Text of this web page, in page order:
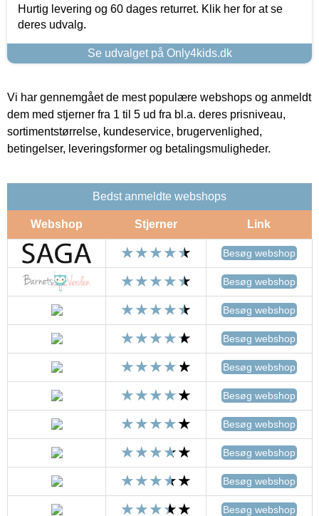
Hurtig levering og 60 dages returret. Klik her for at se
deres udvalg.
Se udvalget på Only4kids.dk
Vi har gennemgået de mest populære webshops og anmeldt
dem med stjerner fra 1 til 5 ud fra bl.a. deres prisniveau,
sortimentstørrelse, kundeservice, brugervenlighed,
betingelser, leveringsformer og betalingsmuligheder.
Bedst anmeldte webshops
Webshop Stjerner Link
Besøg webshop
Besøg webshop
Besøg webshop
Besøg webshop
Besøg webshop
Besøg webshop
Besøg webshop
Besøg webshop
Besøg webshop
Besøg webshop